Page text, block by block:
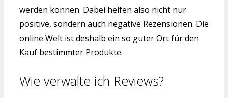
werden können. Dabei helfen also nicht nur
positive, sondern auch negative Rezensionen. Die
online Welt ist deshalb ein so guter Ort für den
Kauf bestimmter Produkte.
Wie verwalte ich Reviews?